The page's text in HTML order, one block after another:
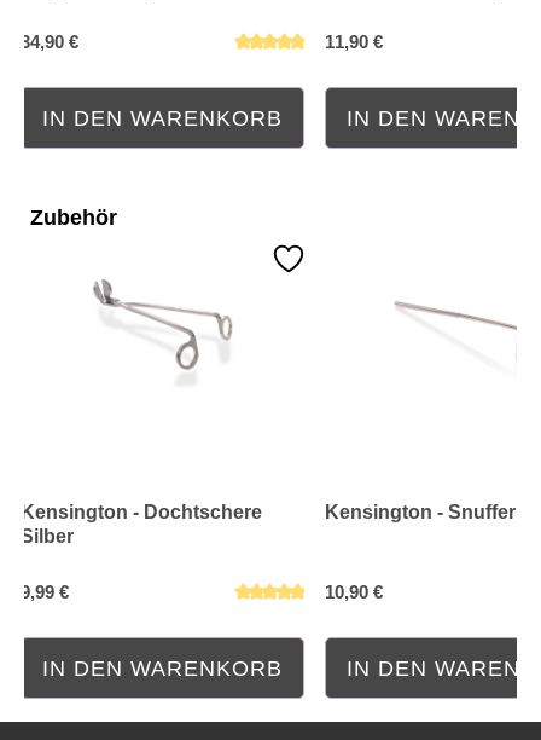
34,90 €
IN DEN WARENKORB
11,90 €
IN DEN
Zubehör
Kensington - Dochtschere
Silber
9,99 €
IN DEN WARENKORB
Kensington - Snuffer
10,90 €
IN DEN